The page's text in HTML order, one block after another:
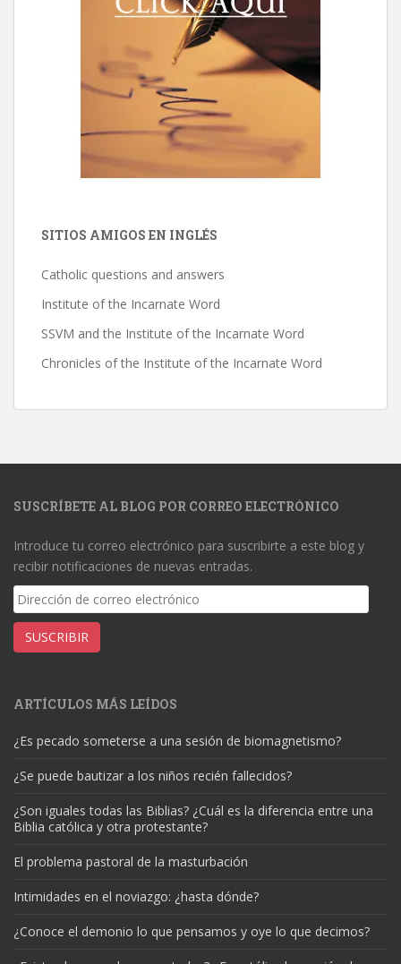
SITIOS AMIGOS EN INGLÉS
Catholic questions and answers
Institute of the Incarnate Word
SSVM and the Institute of the Incarnate Word
Chronicles of the Institute of the Incarnate Word
SUSCRÍBETE AL BLOG POR CORREO ELECTRÓNICO
Introduce tu correo electrónico para suscribirte a este blog y
recibir notificaciones de nuevas entradas.
Dirección
de
correo
electrónico
SUSCRIBIR
ARTÍCULOS MÁS LEÍDOS
¿Es pecado someterse a una sesión de biomagnetismo?
¿Se puede bautizar a los niños recién fallecidos?
¿Son iguales todas las Biblias? ¿Cuál es la diferencia entre una
Biblia católica y otra protestante?
El problema pastoral de la masturbación
Intimidades en el noviazgo: ¿hasta dónde?
¿Conoce el demonio lo que pensamos y oye lo que decimos?